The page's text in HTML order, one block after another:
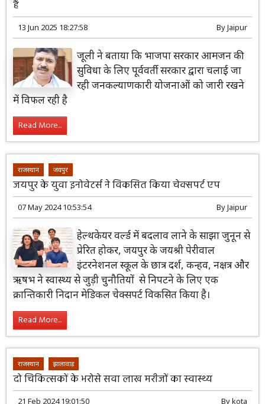
हैं
13 Jun 2025 18:27:58 ByJaipur
जूली ने बताया कि भाजपा सरकार आमजन की
सुविधा के लिए पूर्ववर्ती सरकार द्वारा चलाई जा
रही जनकल्याणकारी योजनाओं को जारी रखने
में विफल रही है
Read More...
राजस्थान जयपुर
जयपुर के युवा इनोवेटर्स ने विकसित किया चेक्सपर्ट एप
07 May 2024 10:53:54 ByJaipur
हेल्थकेयर वर्ल्ड में बदलाव लाने के साझा जुनून से
प्रेरित होकर, जयपुर के जयश्री पेरीवाल
इंटरनेशनल स्कूल के छात्र दर्श, कन्हव, नक्षत्र और
ऋषभ ने स्वास्थ्य से जुड़ी चुनौतियों से निपटने के लिए एक
क्रान्तिकारी निदान मेडिकल चेक्सपर्ट विकसित किया है।
Read More...
राजस्थान झालावाड़
दो चिकित्सकों के भरोसे सवा लाख मरीजों का स्वास्थ्य
21 Feb 2024 19:01:50 Bykota